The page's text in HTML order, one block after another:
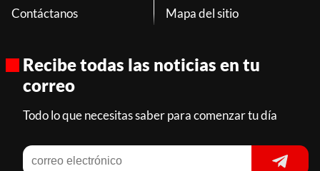
Contáctanos
Mapa del sitio
Recibe todas las noticias en tu
correo
Todo lo que necesitas saber para comenzar tu día